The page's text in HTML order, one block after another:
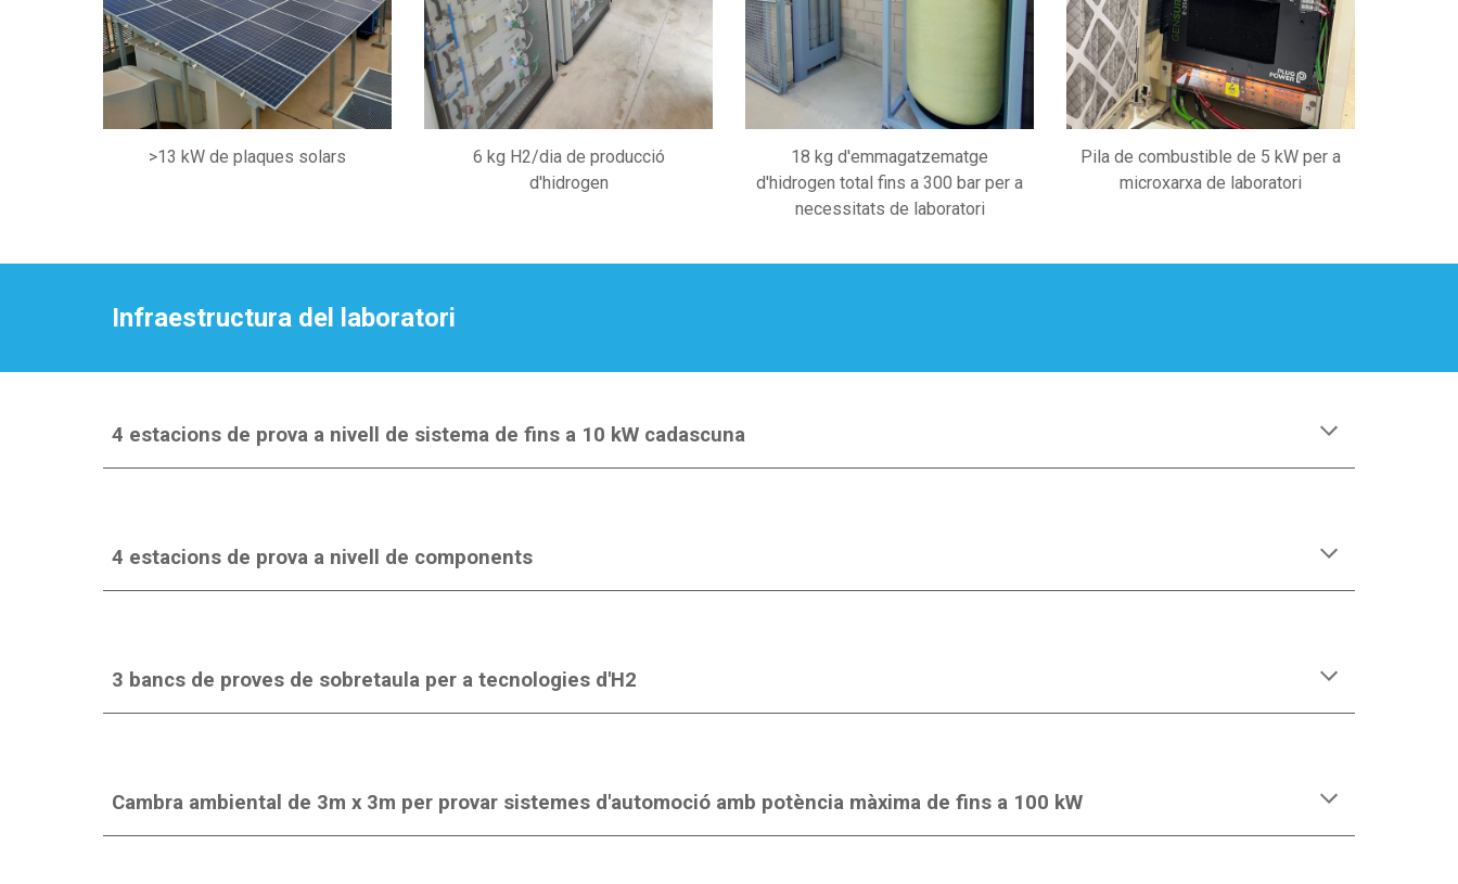
>13 kW de plaques solars
6 kg H2/dia de producció
d'hidrogen
18 kg d'emmagatzematge
d'hidrogen total fins a 300 bar per a
necessitats de laboratori
Pila de combustible de 5 kW per a
microxarxa de laboratori
Infraestructura del laboratori
4 estacions de prova a nivell de sistema de fins a 10 kW cadascuna
4 estacions de prova a nivell de components
3 bancs de proves de sobretaula per a tecnologies d'H2
Cambra ambiental de 3m x 3m per provar sistemes d'automoció amb potència màxima de fins a 100 kW